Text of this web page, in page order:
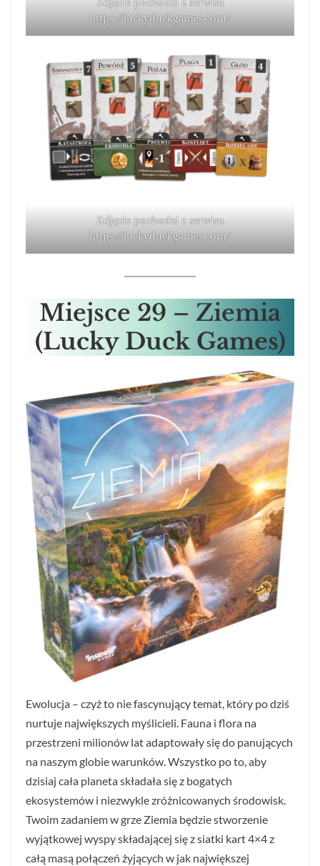
Zdjęcie pochodzi z serwisu
https://luckyduckgames.com/
Zdjęcie pochodzi z serwisu
https://luckyduckgames.com/
Miejsce 29 – Ziemia
(Lucky Duck Games)
Ewolucja – czyż to nie fascynujący temat, który po dziś
nurtuje największych myślicieli. Fauna i flora na
przestrzeni milionów lat adaptowały się do panujących
na naszym globie warunków. Wszystko po to, aby
dzisiaj cała planeta składała się z bogatych
ekosystemów i niezwykle zróżnicowanych środowisk.
Twoim zadaniem w grze Ziemia będzie stworzenie
wyjątkowej wyspy składającej się z siatki kart 4×4 z
całą masą połączeń żyjących w jak największej